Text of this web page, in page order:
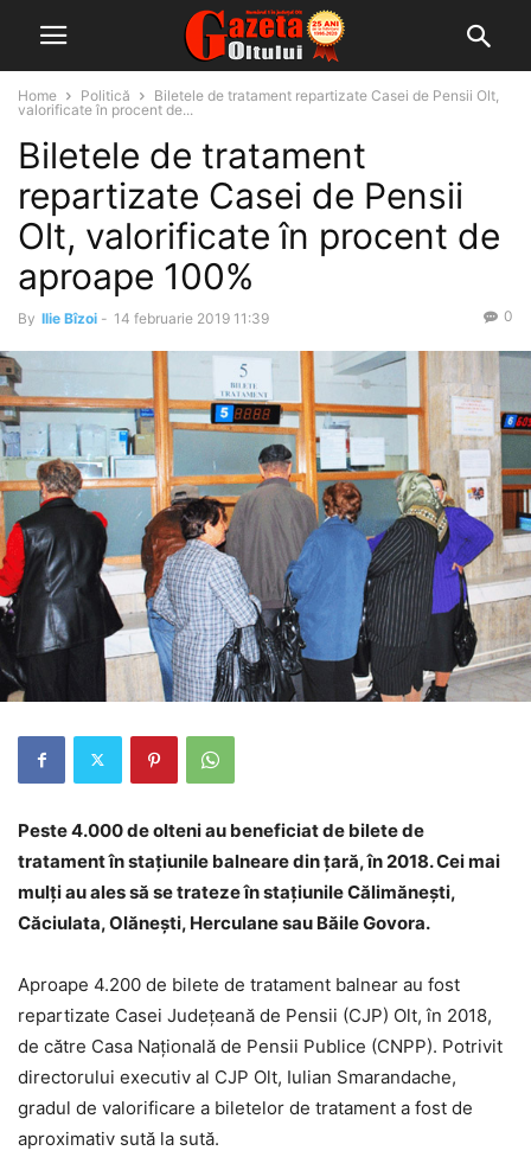
Home Politică
Biletele de tratament repartizate Casei de Pensii Olt,
valorificate în procent de...
Biletele de tratament
repartizate Casei de Pensii
Olt, valorificate în procent de
aproape 100%
By Ilie Bîzoi - 14 februarie 2019 11:39 0
Peste 4.000 de olteni au beneficiat de bilete de
tratament în staţiunile balneare din ţară, în 2018. Cei mai
mulţi au ales să se trateze în staţiunile Călimăneşti,
Căciulata, Olăneşti, Herculane sau Băile Govora.
Aproape 4.200 de bilete de tratament balnear au fost
repartizate Casei Judeţeană de Pensii (CJP) Olt, în 2018,
de către Casa Naţională de Pensii Publice (CNPP). Potrivit
directorului executiv al CJP Olt, Iulian Smarandache,
gradul de valorificare a biletelor de tratament a fost de
aproximativ sută la sută.